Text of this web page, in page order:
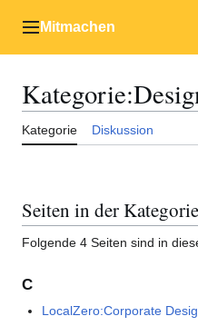
Inhalt
Hauptmenü
Mitmachen
Kategorie:
Kategorie Diskussion
Seiten in der
Folgende 4 Seiten sind in
C
LocalZero:Corporate